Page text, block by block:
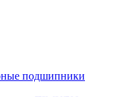
подшипники